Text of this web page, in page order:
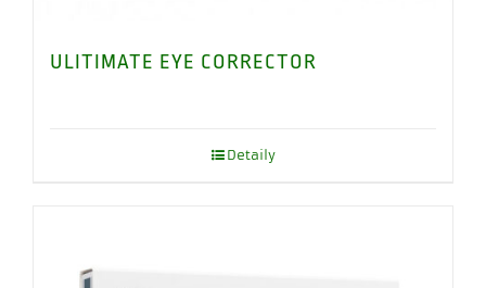
ULITIMATE EYE CORRECTOR
Detaily